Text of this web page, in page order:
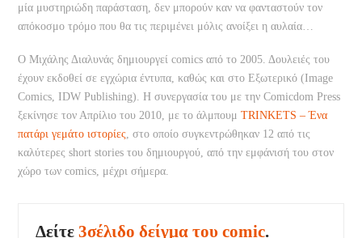
μία μυστηριώδη παράσταση, δεν μπορούν καν να φανταστούν τον
απόκοσμο τρόμο που θα τις περιμένει μόλις ανοίξει η αυλαία…
Ο Μιχάλης Διαλυνάς δημιουργεί comics από το 2005. Δουλειές του
έχουν εκδοθεί σε εγχώρια έντυπα, καθώς και στο Εξωτερικό (Image
Comics, IDW Publishing). Η συνεργασία του με την Comicdom Press
ξεκίνησε τον Απρίλιο του 2010, με το άλμπουμTRINKETS – Ένα
πατάρι γεμάτο ιστορίες, στο οποίο συγκεντρώθηκαν 12 από τις
καλύτερες short stories του δημιουργού, από την εμφάνισή του στον
χώρο των comics, μέχρι σήμερα.
Δείτε3σέλιδο δείγμα του comic.